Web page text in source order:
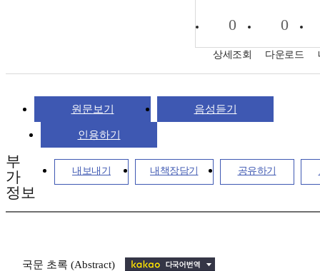
0
상세조회
0
다운로드
원문보기 음성듣기
인용하기
내보내기 내책장담기 공유하기
부
가
정보
국문 초록 (Abstract)